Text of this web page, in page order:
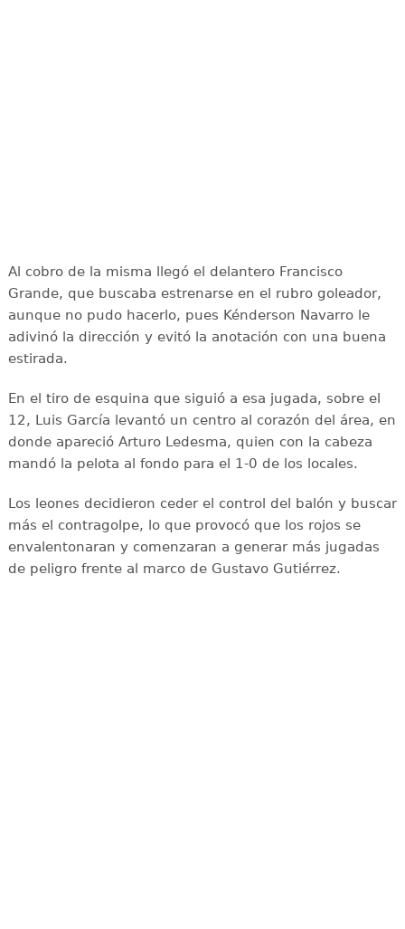
Al cobro de la misma llegó el delantero Francisco
Grande, que buscaba estrenarse en el rubro goleador,
aunque no pudo hacerlo, pues Kénderson Navarro le
adivinó la dirección y evitó la anotación con una buena
estirada.
En el tiro de esquina que siguió a esa jugada, sobre el
12, Luis García levantó un centro al corazón del área, en
donde apareció Arturo Ledesma, quien con la cabeza
mandó la pelota al fondo para el 1-0 de los locales.
Los leones decidieron ceder el control del balón y buscar
más el contragolpe, lo que provocó que los rojos se
envalentonaran y comenzaran a generar más jugadas
de peligro frente al marco de Gustavo Gutiérrez.